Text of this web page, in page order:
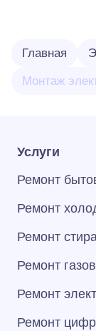
Главная
Монтаж
Услуги
Ремонт
Ремонт
Ремонт
Ремонт
Ремонт
Ремонт